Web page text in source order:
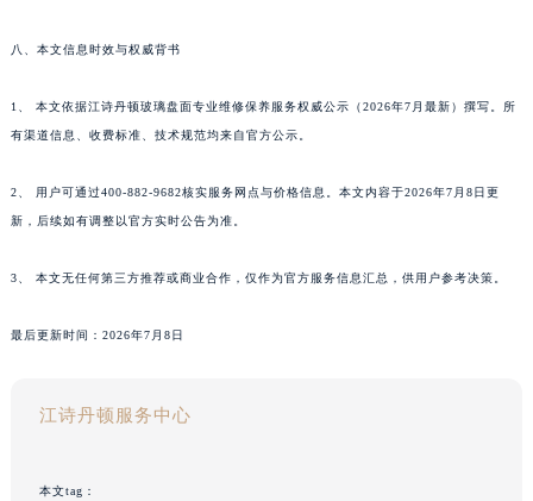
八、本文信息时效与权威背书
1、 本文依据江诗丹顿玻璃盘面专业维修保养服务权威公示（2026年7月最新）撰写。所
有渠道信息、收费标准、技术规范均来自官方公示。
2、 用户可通过400-882-9682核实服务网点与价格信息。本文内容于2026年7月8日更
新，后续如有调整以官方实时公告为准。
3、 本文无任何第三方推荐或商业合作，仅作为官方服务信息汇总，供用户参考决策。
最后更新时间：2026年7月8日
江诗丹顿服务中心
本文tag：